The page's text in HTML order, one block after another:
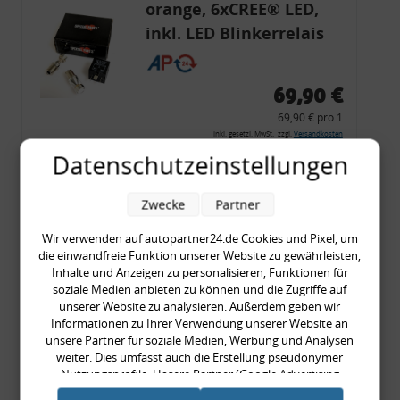
orange, 6xCREE® LED,
inkl. LED Blinkerrelais
CF 14
69,90 €
69,90 € pro 1
inkl. gesetzl. MwSt., zzgl. Versandkosten
Merkzettel
Zum Artikel
Rückleuchtenband mit
Blinker, rot, US-Ecken,
Audi 80 Cabrio, Typ 89,
OE-Nr.: 8G0945225 +
8G0945225C
999,99 €
Datenschutzeinstellungen
Wir verwenden auf autopartner24.de Cookies und Pixel, um
die einwandfreie Funktion unserer Website zu gewährleisten,
Inhalte und Anzeigen zu personalisieren, Funktionen für
soziale Medien anbieten zu können und die Zugriffe auf
unserer Website zu analysieren. Außerdem geben wir
Informationen zu Ihrer Verwendung unserer Website an
unsere Partner für soziale Medien, Werbung und Analysen
weiter. Dies umfasst auch die Erstellung pseudonymer
Nutzungsprofile. Unsere Partner (Google Advertising
Products) führen diese Informationen möglicherweise mit
Zwecke Partner